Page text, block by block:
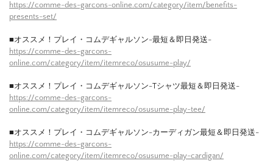
https://comme-des-garcons-online.com/category/item/benefits-
presents-set/
■オススメ！プレイ・コムデギャルソン-最短＆即日発送-
https://comme-des-garcons-
online.com/category/item/itemreco/osusume-play/
■オススメ！プレイ・コムデギャルソン-Tシャツ最短＆即日発送-
https://comme-des-garcons-
online.com/category/item/itemreco/osusume-play-tee/
■オススメ！プレイ・コムデギャルソン-カーディガン最短＆即日発送-
https://comme-des-garcons-
online.com/category/item/itemreco/osusume-play-cardigan/